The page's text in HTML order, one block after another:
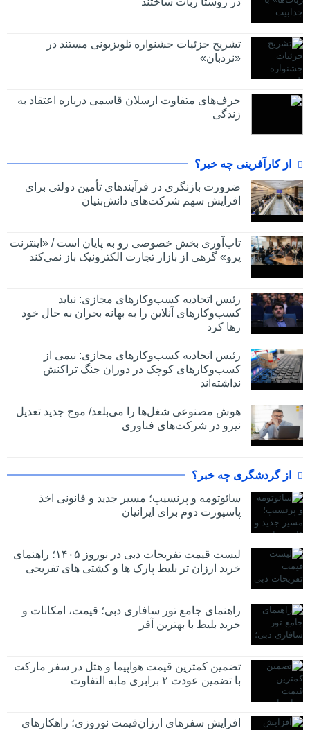
تشریح جزئیات جشنواره‌ تلویزیونی مستند در
«نردبان»
حرف‌های متفاوت ارسلان قاسمی درباره اعتقاد به
زندگی
از کارآفرینی چه خبر؟
ضرورت بازنگری در فرآیندهای تأمین دولتی برای
افزایش سهم شرکت‌های دانش‌بنیان
تاب‌آوری بخش خصوصی رو به پایان است / «اینترنت
پرو» گرهی از بازار تجارت الکترونیک باز نمی‌کند
رئیس اتحادیه کسب‌وکارهای مجازی: نباید
کسب‌وکارهای آنلاین را به بهانه بحران به حال خود
رها کرد
رئیس اتحادیه کسب‌وکارهای مجازی: نیمی از
کسب‌وکارهای کوچک در دوران جنگ‌ تراکنش
نداشته‌اند
هوش مصنوعی شغل‌ها را می‌بلعد/ موج جدید تعدیل
نیرو در شرکت‌های فناوری
از گردشگری چه خبر؟
سائوتومه و پرنسیپ؛ مسیر جدید و قانونی اخذ
پاسپورت دوم برای ایرانیان
لیست قیمت تفریحات دبی در نوروز ۱۴۰۵؛ راهنمای
خرید ارزان تر بلیط پارک ها و کشتی های تفریحی
راهنمای جامع تور سافاری دبی؛ قیمت، امکانات و
خرید بلیط با بهترین آفر
تضمین کمترین قیمت هواپیما و هتل در سفر مارکت
با تضمین عودت ۲ برابری مابه التفاوت
افزایش سفرهای ارزان‌قیمت نوروزی؛ راهکارهای